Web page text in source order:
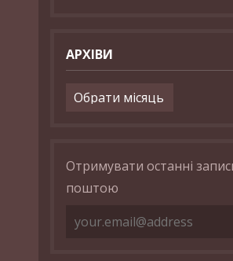
АРХІВИ
Архіви
Отримувати останні
поштою